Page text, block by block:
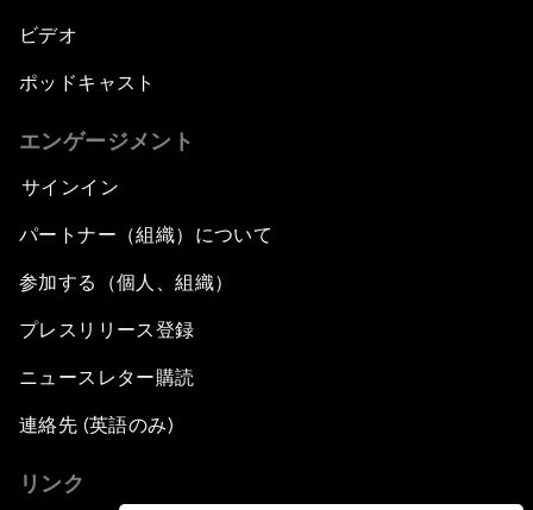
ビデオ
ポッドキャスト
エンゲージメント
サインイン
パートナー（組織）について
参加する（個人、組織）
プレスリリース登録
ニュースレター購読
連絡先 (英語のみ)
リンク